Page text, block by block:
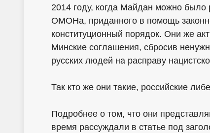
2014 году, когда Майдан можно было
ОМОНа, приданного в помощь
конституционный порядок. Они же
Минские соглашения, сбросив
русских людей на расправу
Так кто же они такие, российские
Подробнее о том, что они
время рассуждали в статье под